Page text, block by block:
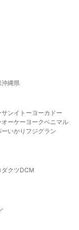
沖縄県
サンイトーヨーカドー
オーケー ヨークベニマル
いかり フジグラン
クツDCM